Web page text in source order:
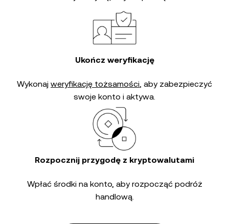
Ukończ weryfikację
Wykonaj weryfikację tożsamości, aby zabezpieczyć
swoje konto i aktywa.
Rozpocznij przygodę z kryptowalutami
Wpłać środki na konto, aby rozpocząć podróż
handlową.